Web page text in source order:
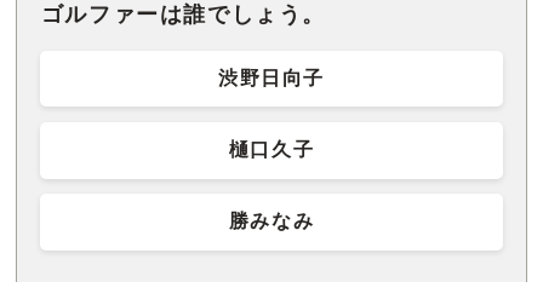
ゴルファーは誰でしょう。
渋野日向子
樋口久子
勝みなみ